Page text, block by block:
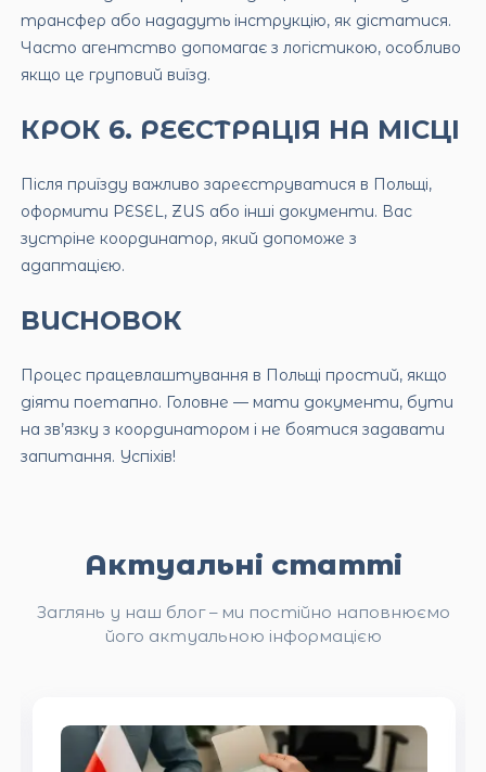
трансфер або нададуть інструкцію, як дістатися.
Часто агентство допомагає з логістикою, особливо
якщо це груповий виїзд.
КРОК 6. РЕЄСТРАЦІЯ НА МІСЦІ
Після приїзду важливо зареєструватися в Польщі,
оформити PESEL, ZUS або інші документи. Вас
зустріне координатор, який допоможе з
адаптацією.
ВИСНОВОК
Процес працевлаштування в Польщі простий, якщо
діяти поетапно. Головне — мати документи, бути
на зв’язку з координатором і не боятися задавати
запитання. Успіхів!
Актуальні статті
Заглянь у наш блог – ми постійно наповнюємо
його актуальною інформацією